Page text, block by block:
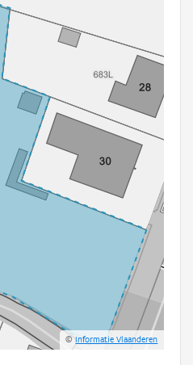
©Informatie Vlaanderen